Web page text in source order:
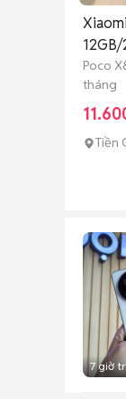
Poco
tháng
Tiền
7 giờ